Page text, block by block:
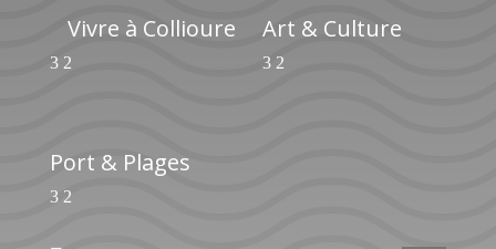
Vivre à Collioure Art & Culture
Port & Plages